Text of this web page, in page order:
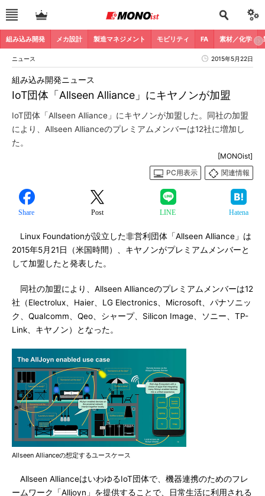
組み込み開発 メカ設計 製造マネジメント モビリティ FA 素材／化学
ニュース 2015年5月22日
IoT団体「Allseen Alliance」にキヤノンが加盟
組み込み開発ニュース
IoT団体「Allseen Alliance」にキヤノンが加盟した。同社の加盟
により、Allseen Allianceのプレミアムメンバーは12社に増加し
た。
[MONOist]
PC用表示
関連情報
Share Post LINE Hatena
Linux Foundationが設立した非営利団体「Allseen Alliance」は
2015年5月21日（米国時間）、キヤノンがプレミアムメンバーと
して加盟したと発表した。
同社の加盟により、Allseen Allianceのプレミアムメンバーは12
社（Electrolux、Haier、LG Electronics、Microsoft、パナソニッ
ク、Qualcomm、Qeo、シャープ、Silicon Image、ソニー、TP-
Link、キヤノン）となった。
Allseen Allianceの想定するユースケース
Allseen AllianceはいわゆるIoT団体で、機器連携のためのフレ
ームワーク「Alljoyn」を提供することで、日常生活に利用される